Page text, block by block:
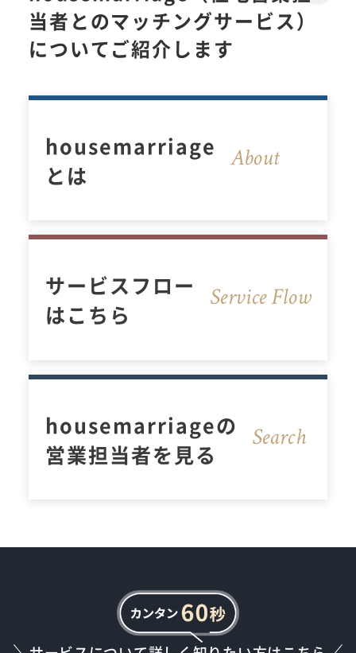
当者とのマッチングサービス）
についてご紹介します
About
housemarriage
とは
Service Flow
サービスフロー
はこちら
Search
housemarriageの
営業担当者を見る